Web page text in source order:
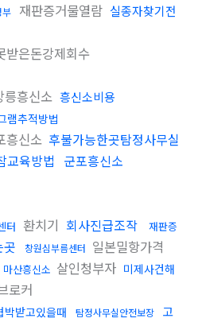
부 재판증거물열람 실종자찾기전
받은돈강제회수
릉흥신소 흥신소비용
램추적방법
흥신소 후불가능한곳탐정사무실
교육방법 군포흥신소
터 환치기 회사진급조작
재판증
창원심부름센터 일본밀항가격
마산흥신소 살인청부자 미제사건해
로커
박받고있을때 탐정사무실안전보장
고